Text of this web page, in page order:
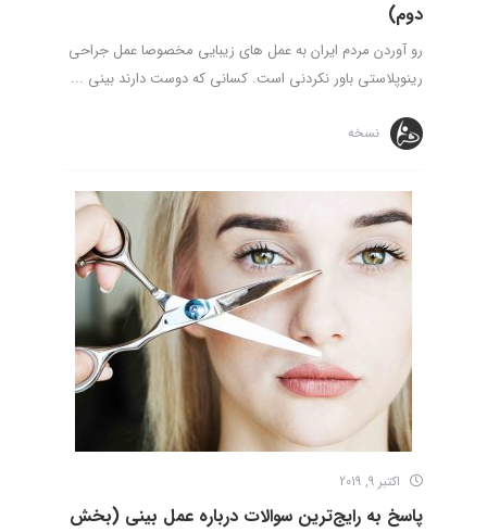
دوم)
رو آوردن مردم ایران به عمل های زیبایی مخصوصا عمل جراحی
رینوپلاستی باور نکردنی است. کسانی که دوست دارند بینی ...
نسخه
اکتبر 9, 2019
پاسخ به رایج‌ترین سوالات درباره عمل بینی (بخش